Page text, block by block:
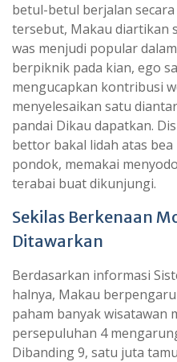
betul-betul berjalan
tersebut, Makau diartikan
was menjudi popular
berpiknik pada kian, ego
mengucapkan kontribusi
menyelesaikan satu
pandai Dikau dapatkan.
bettor bakal lidah atas
pondok, memakai
terabai buat dikunjungi.
Sekilas Berkenaan
Ditawarkan
Berdasarkan informasi
halnya, Makau
paham banyak wisatawan
persepuluhan 4
Dibanding 9, satu juta